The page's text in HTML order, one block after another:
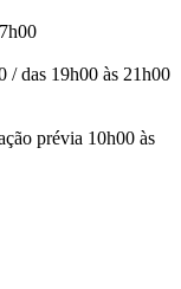
/ das 19h00 às 21h00
prévia 10h00 às